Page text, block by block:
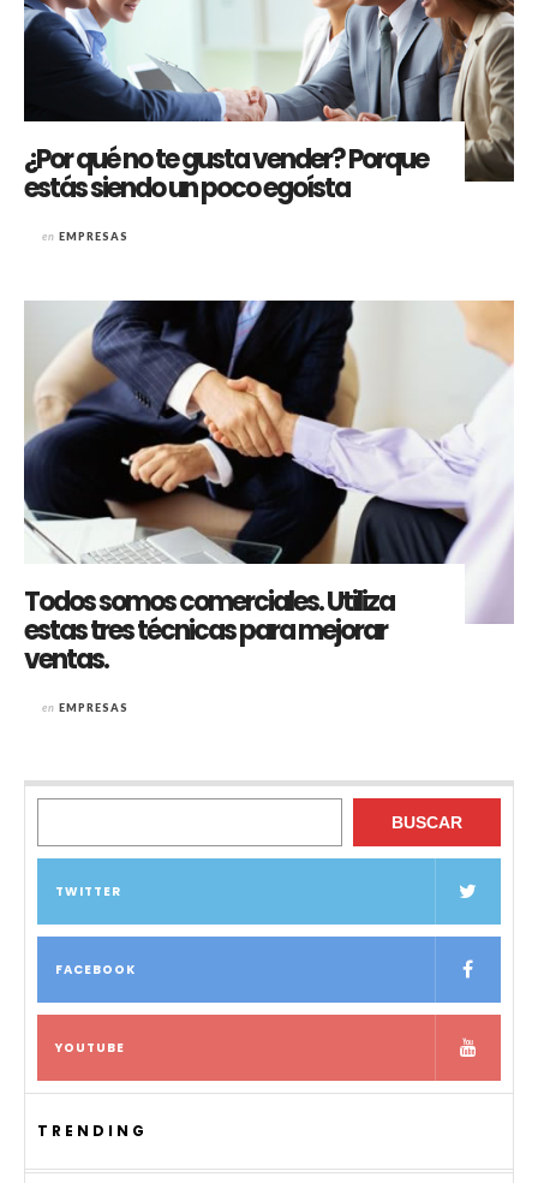
¿Por qué no te gusta vender? Porque
estás siendo un poco egoísta
en EMPRESAS
Todos somos comerciales. Utiliza
estas tres técnicas para mejorar
ventas.
en EMPRESAS
BUSCAR
TWITTER
FACEBOOK
YOUTUBE
TRENDING